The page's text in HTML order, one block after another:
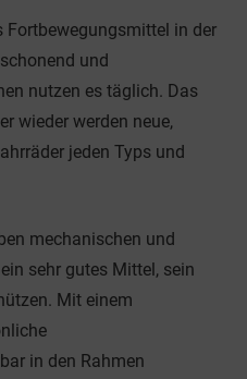
Fortbewegungsmittel in der
und
nutzen es täglich. Das
wieder werden neue,
jeden Typs und
mechanischen und
sehr gutes Mittel, sein
Mit einem
in den Rahmen